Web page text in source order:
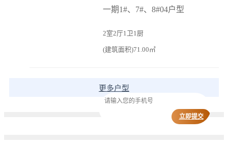
一期1#、7#、8#04户型
2室2厅1卫1厨
(建筑面积)71.00㎡
更多户型
立即提交